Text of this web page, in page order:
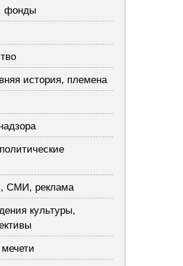
фонды
история, племена
СМИ, реклама
культуры,